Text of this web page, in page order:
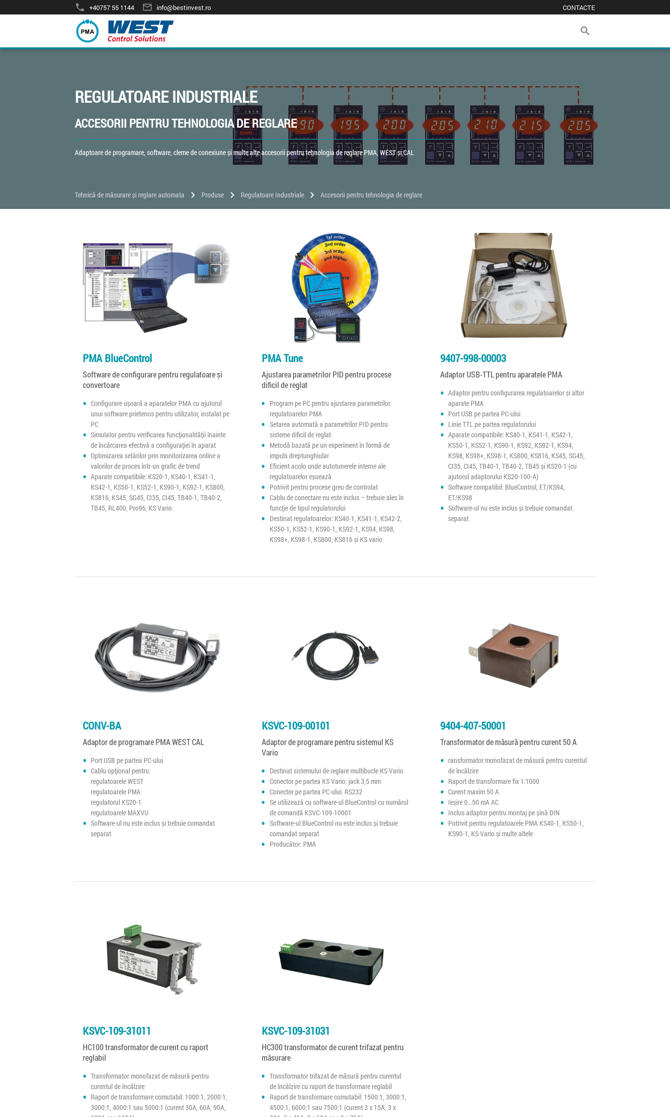
phone +40757 55 1144 mail_outline info@bestinvest.ro CONTACTE
search
REGULATOARE INDUSTRIALE
ACCESORII PENTRU TEHNOLOGIA DE REGLARE
Adaptoare de programare, software, cleme de conexiune și multe alte accesorii pentru tehnologia de reglare PMA, WEST și CAL
Tehnică de măsurare și reglare automata chevron_right Produse chevron_right Regulatoare Industriale chevron_right Accesorii pentru tehnologia de reglare
PMA BlueControl
Software de configurare pentru regulatoare și
convertoare
Configurare ușoară a aparatelor PMA cu ajutorul
unui software prietenos pentru utilizator, instalat pe
PC
Simulator pentru verificarea funcționalității înainte
de încărcarea efectivă a configurației în aparat
Optimizarea setărilor prin monitorizarea online a
valorilor de proces într-un grafic de trend
Aparate compatibile: KS20-1, KS40-1, KS41-1,
KS42-1, KS50-1, KS52-1, KS90-1, KS92-1, KS800,
KS816, KS45, SG45, CI35, CI45, TB40-1, TB40-2,
TB45, RL400, Pro96, KS Vario
PMA Tune
Ajustarea parametrilor PID pentru procese
dificil de reglat
Program pe PC pentru ajustarea parametrilor
regulatoarelor PMA
Setarea automată a parametrilor PID pentru
sisteme dificil de reglat
Metodă bazată pe un experiment în formă de
impuls dreptunghiular
Eficient acolo unde autotunerele interne ale
regulatoarelor eșuează
Potrivit pentru procese greu de controlat
Cablu de conectare nu este inclus – trebuie ales în
funcție de tipul regulatorului
Destinat regulatoarelor: KS40-1, KS41-1, KS42-2,
KS50-1, KS52-1, KS90-1, KS92-1, KS94, KS98,
KS98+, KS98-1, KS800, KS816 și KS vario
9407-998-00003
Adaptor USB-TTL pentru aparatele PMA
Adaptor pentru configurarea regulatoarelor și altor
aparate PMA
Port USB pe partea PC-ului
Linie TTL pe partea regulatorului
Aparate compatibile: KS40-1, KS41-1, KS42-1,
KS50-1, KS52-1, KS90-1, KS92, KS92-1, KS94,
KS98, KS98+, KS98-1, KS800, KS816, KS45, SG45,
CI35, CI45, TB40-1, TB40-2, TB45 și KS20-1 (cu
ajutorul adaptorului KS20-100-A)
Software compatibil: BlueControl, ET/KS94,
ET/KS98
Software-ul nu este inclus și trebuie comandat
separat
CONV-BA
Adaptor de programare PMA WEST CAL
Port USB pe partea PC-ului
Cablu opțional pentru:
regulatoarele WEST
regulatoarele PMA
regulatorul KS20-1
regulatoarele MAXVU
Software-ul nu este inclus și trebuie comandat
separat
KSVC-109-00101
Adaptor de programare pentru sistemul KS
Vario
Destinat sistemului de reglare multibucle KS Vario
Conector pe partea KS Vario: jack 3,5 mm
Conector pe partea PC-ului: RS232
Se utilizează cu software-ul BlueControl cu numărul
de comandă KSVC-109-10001
Software-ul BlueControl nu este inclus și trebuie
comandat separat
Producător: PMA
9404-407-50001
Transformator de măsură pentru curent 50 A
ransformator monofazat de măsură pentru curentul
de încălzire
Raport de transformare fix 1:1000
Curent maxim 50 A
Ieșire 0...50 mA AC
Inclus adaptor pentru montaj pe șină DIN
Potrivit pentru regulatoarele PMA KS40-1, KS50-1,
KS90-1, KS Vario și multe altele
KSVC-109-31011
HC100 transformator de curent cu raport
reglabil
Transformator monofazat de măsură pentru
curentul de încălzire
Raport de transformare comutabil: 1000:1, 2000:1,
3000:1, 4000:1 sau 5000:1 (curent 30A, 60A, 90A,
KSVC-109-31031
HC300 transformator de curent trifazat pentru
măsurare
Transformator trifazat de măsură pentru curentul
de încălzire cu raport de transformare reglabil
Raport de transformare comutabil: 1500:1, 3000:1,
4500:1, 6000:1 sau 7500:1 (curent 3 x 15A, 3 x